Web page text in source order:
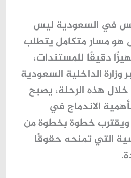
في السعودية ليس
هو مسار متكامل يتطلب
دقيقًا للمستندات،
وزارة الداخلية السعودية
هذه الرحلة، يصبح
الاندماج في
ويقترب خطوة بخطوة من
التي تمنحه حقوقًا